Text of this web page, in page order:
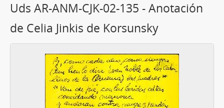
Uds AR-ANM-CJK-02-135 - Anotación
de Celia Jinkis de Korsunsky